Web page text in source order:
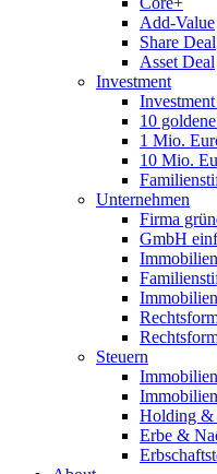
Add-Value
Share Deal
Asset Deal
Investment
10
1 Mio.
10 Mio.
Unternehmen
Firma
GmbH
Steuern
Holding &
Erbe &